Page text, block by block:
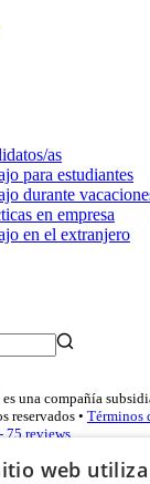
as
para estudiantes
durante
en empresa
en el extranjero
una compañía
reservados • Términos
75 reviews
web